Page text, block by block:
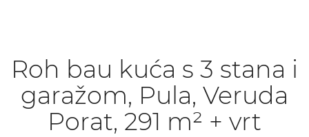
Roh bau kuća s 3 stana i
garažom, Pula, Veruda
Porat, 291 m² + vrt